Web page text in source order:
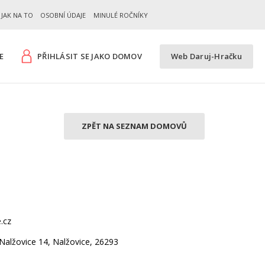
JAK NA TO OSOBNÍ ÚDAJE MINULÉ ROČNÍKY
PŘIHLÁSIT SE JAKO DOMOV Web Daruj-Hračku
ZPĚT NA SEZNAM DOMOVŮ
14, Nalžovice, 26293